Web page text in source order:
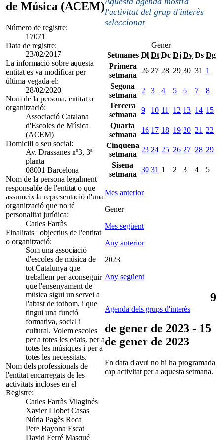
de Música (ACEM)
Número de registre:
17071
Data de registre:
23/02/2017
La informació sobre aquesta
entitat es va modificar per
última vegada el:
28/02/2020
Nom de la persona, entitat o
organització:
Associació Catalana
d'Escoles de Música
(ACEM)
Domicili o seu social:
Av. Drassanes nº3, 3ª
planta
08001 Barcelona
Nom de la persona legalment
responsable de l'entitat o que
assumeix la representació d'una
organització que no té
personalitat jurídica:
Carles Farràs
Finalitats i objectius de l'entitat
o organització:
Som una associació
d'escoles de música de
tot Catalunya que
treballem per aconseguir
que l'ensenyament de
música sigui un servei a
l'abast de tothom, i que
tingui una funció
formativa, social i
cultural. Volem escoles
per a totes les edats, per a
totes les músiques i per a
totes les necessitats.
Nom dels professionals de
l'entitat encarregats de les
activitats incloses en el
Registre:
Carles Farràs Vilaginés
Xavier Llobet Casas
Núria Pagès Roca
Pere Bayona Escat
David Ferré Masqué
l'activitat del grup d'interès
seleccionat
Gener
Setmanes Dl Dt Dc Dj Dv Ds Dg
Primera
setmana
26 27 28 29 30 31 1
Segona
setmana
2 3 4 5 6 7
8
Tercera
setmana
9 10 11 12 13 14 15
Quarta
setmana
16 17 18 19 20 21 22
Cinquena
setmana
23 24 25 26 27 28 29
Sisena
setmana
30 31 1 2 3 4 5
Mes anterior
Gener
Mes següent
Any anterior
2023
Any següent
Agenda dels grups d'interès
9
de gener de 2023 - 15
de gener de 2023
En data d'avui no hi ha programada
cap activitat per a aquesta setmana.